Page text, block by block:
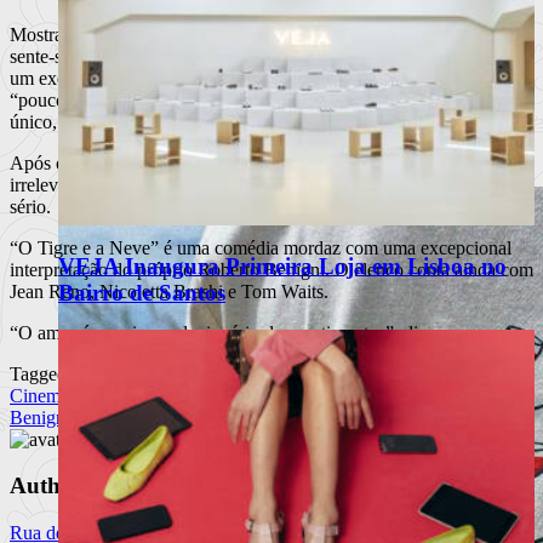
VEJA Inaugura Primeira Loja em Lisboa no
Bairro de Santos
Mostrando uma Bagdad onde tudo é ostracizado menos o amor,
sente-se um espírito crítico a ambos os lados da guerrilha. Mostra-se
um exército americano quase ridículo, fala-se num Saddam Hussein
“pouco aberto a espíritos livres”, apela-se à unidade, a um Deus
único, com Attilio rezando a Alá uma oração Católica.
Após o estrondoso sucesso de “La Vita è Bella”, em 1998, e um
irrelevante “Pinocchio” em 2002, Benigni volta a tocar num assunto
sério.
“O Tigre e a Neve” é uma comédia mordaz com uma excepcional
interpretação do próprio Roberto Benigni. O elenco conta ainda com
Jean Reno, Nicoletta Brashi e Tom Waits.
“O amor é o mais revolucionário dos sentimentos”, diz-nos o poeta.
Tagged
Cinema
Jean RenoNicoletta BrashiO Tigre e a Neve
Benigni
Tom Waits
Author
Rua de Baixo